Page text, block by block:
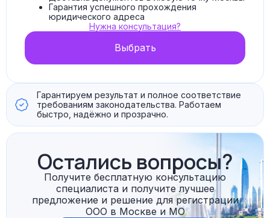
Гарантия успешного прохождения
юридического адреса
Нужна консультация?
Выбрать
Гарантируем результат и полное соответствие
требованиям законодательства. Работаем
быстро, надёжно и прозрачно.
Остались вопросы?
Получите бесплатную консультацию
специалиста и получите лучшее
предложение и решение для регистрации
ООО в Москве и МО